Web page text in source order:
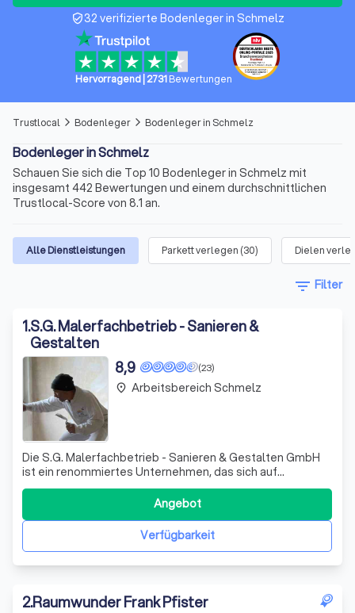
verified_user32 verifizierte Bodenleger in Schmelz
Hervorragend| 2731 Bewertungen
Trustlocal arrow_forward_ios Bodenleger arrow_forward_ios Bodenleger in Schmelz
Bodenleger in Schmelz
Schauen Sie sich die Top 10 Bodenleger in Schmelz mit
insgesamt 442 Bewertungen und einem durchschnittlichen
Trustlocal-Score von 8.1 an.
Alle Dienstleistungen Parkett verlegen (30) Dielen
filter_list Filter
1.S.G. Malerfachbetrieb - Sanieren &
Gestalten
(23)
8,9
Die S.G. Malerfachbetrieb - Sanieren & Gestalten GmbH
ist ein renommiertes Unternehmen, das sich auf
Malerarbeiten und Renovierungen spezialisiert hat. Mit
unserer Expertise und unserem Engagement für Qualität
bieten wir unseren Kunden erstklassige Dienstleistungen
an. Unser Hauptziel ist es, die Er
Verfügbarkeit
Angebot
place Arbeitsbereich Schmelz
2.Raumwunder Frank Pfister